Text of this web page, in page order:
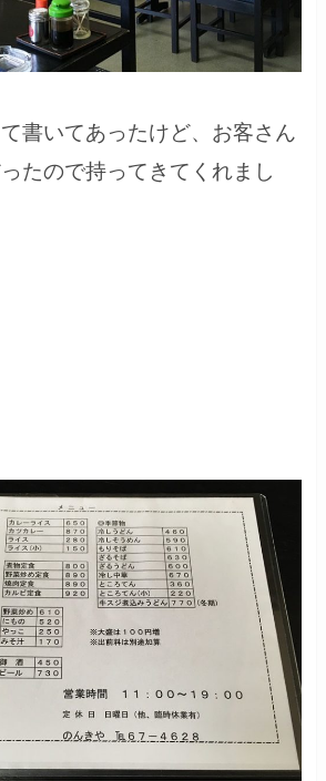
書いてあったけど、お客さん
たので持ってきてくれまし